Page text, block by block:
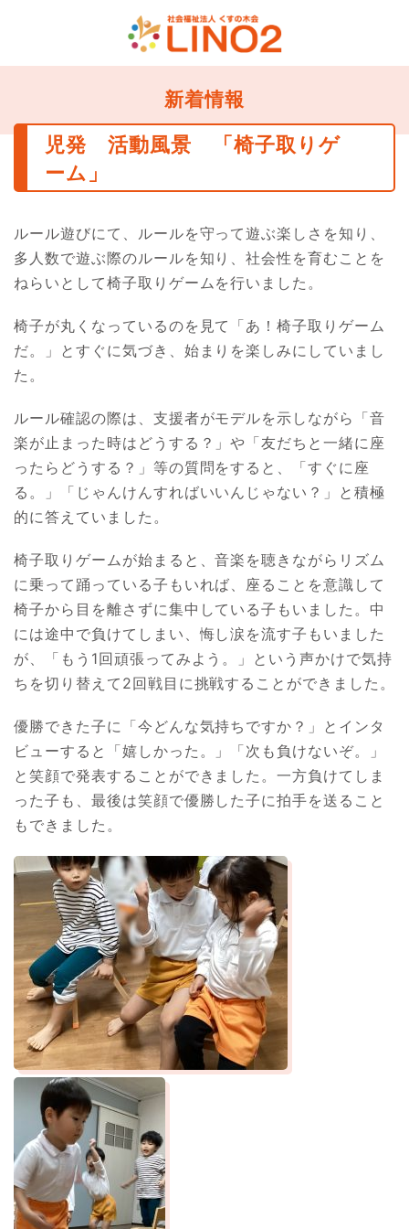
新着情報
児発 活動風景 「椅子取りゲ
ーム」
ルール遊びにて、ルールを守って遊ぶ楽しさを知り、
多人数で遊ぶ際のルールを知り、社会性を育むことを
ねらいとして椅子取りゲームを行いました。
椅子が丸くなっているのを見て「あ！椅子取りゲーム
だ。」とすぐに気づき、始まりを楽しみにしていまし
た。
ルール確認の際は、支援者がモデルを示しながら「音
楽が止まった時はどうする？」や「友だちと一緒に座
ったらどうする？」等の質問をすると、「すぐに座
る。」「じゃんけんすればいいんじゃない？」と積極
的に答えていました。
椅子取りゲームが始まると、音楽を聴きながらリズム
に乗って踊っている子もいれば、座ることを意識して
椅子から目を離さずに集中している子もいました。中
には途中で負けてしまい、悔し涙を流す子もいました
が、「もう1回頑張ってみよう。」という声かけで気持
ちを切り替えて2回戦目に挑戦することができました。
優勝できた子に「今どんな気持ちですか？」とインタ
ビューすると「嬉しかった。」「次も負けないぞ。」
と笑顔で発表することができました。一方負けてしま
った子も、最後は笑顔で優勝した子に拍手を送ること
もできました。